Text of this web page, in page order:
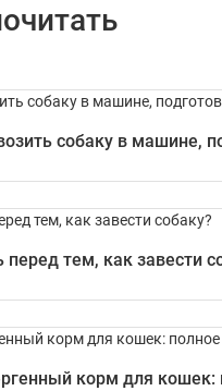
собаку в машине,
перед тем, как завести
корм для кошек: